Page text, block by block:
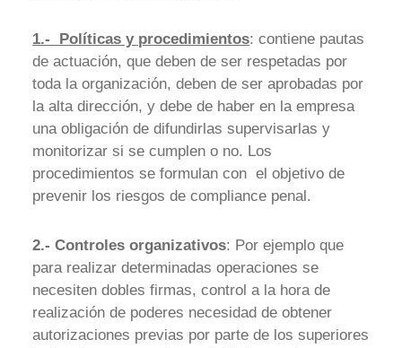
1.- Políticas y procedimientos: contiene pautas
de actuación, que deben de ser respetadas por
toda la organización, deben de ser aprobadas por
la alta dirección, y debe de haber en la empresa
una obligación de difundirlas supervisarlas y
monitorizar si se cumplen o no. Los
procedimientos se formulan con el objetivo de
prevenir los riesgos de compliance penal.
2.- Controles organizativos: Por ejemplo que
para realizar determinadas operaciones se
necesiten dobles firmas, control a la hora de
realización de poderes necesidad de obtener
autorizaciones previas por parte de los superiores